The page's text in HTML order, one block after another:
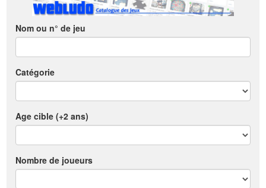
Nom ou n° de jeu
Catégorie
Age cible (+2 ans)
Nombre de joueurs